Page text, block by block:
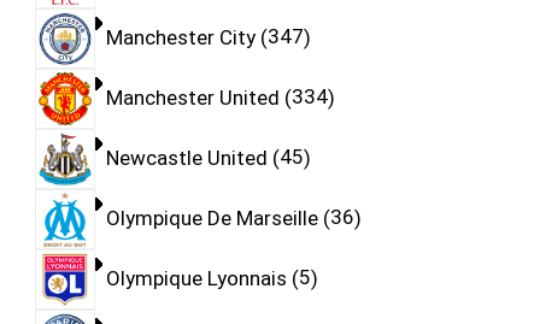
Manchester City 347
Manchester United 334
Newcastle United 45
Olympique De Marseille 36
Olympique Lyonnais 5